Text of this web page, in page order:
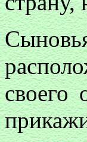
своего